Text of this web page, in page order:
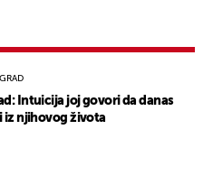
Intuicija joj govori da danas
iz njihovog života